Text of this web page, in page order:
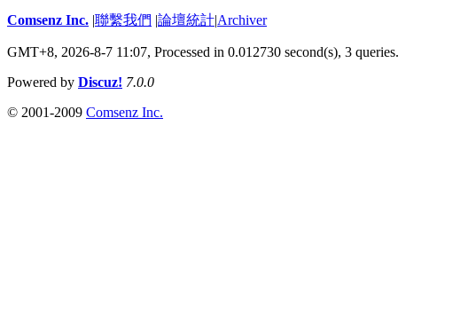
Comsenz Inc. |聯繫我們 |論壇統計|Archiver
GMT+8, 2026-8-7 11:07, Processed in 0.012730 second(s), 3 queries.
Powered by Discuz! 7.0.0
© 2001-2009 Comsenz Inc.